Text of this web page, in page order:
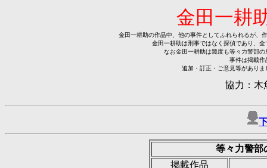
金田一耕
金田一耕助の作品中、他の事件としてふれられるが、
金田一耕助は刑事ではなく探偵であり、
なお金田一耕助は幾度も等々力警部
事件は掲載作
追加・訂正・ご意見等があり
協力：木
等々力警部
掲載作品